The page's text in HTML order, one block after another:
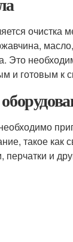
очистка
Это
и готовым к
такое как
перчатки и